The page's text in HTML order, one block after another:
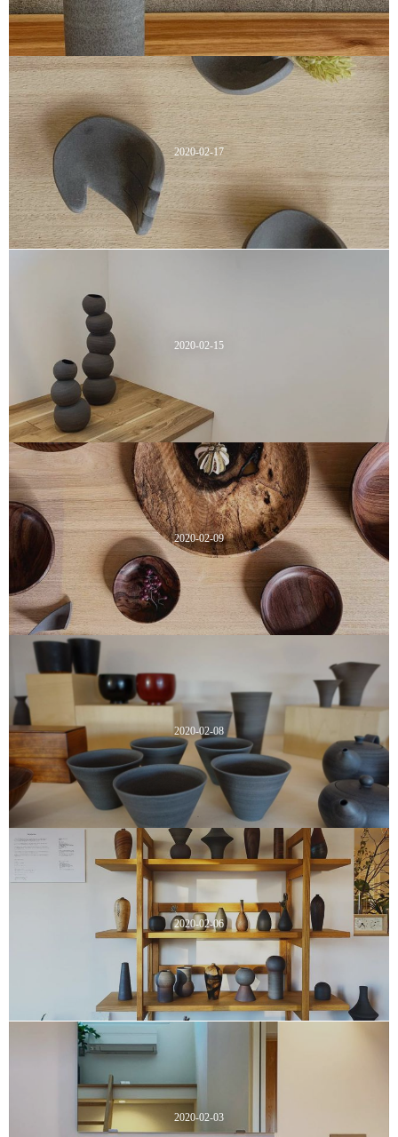
2020-02-17
2020-02-15
2020-02-09
2020-02-08
2020-02-06
2020-02-03